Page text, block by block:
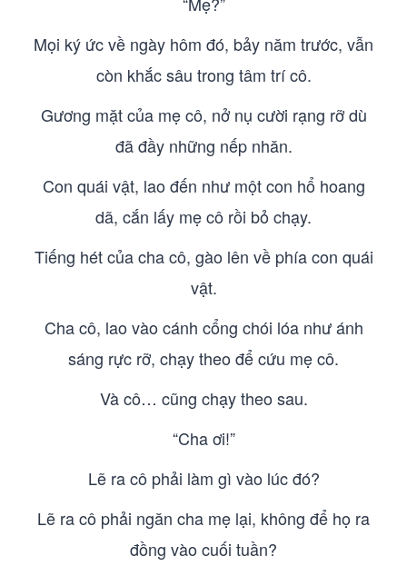
Mọi ký ức về ngày hôm đó, bảy năm trước, vẫn
còn khắc sâu trong tâm trí cô.
Gương mặt của mẹ cô, nở nụ cười rạng rỡ dù
đã đầy những nếp nhăn.
Con quái vật, lao đến như một con hổ hoang
dã, cắn lấy mẹ cô rồi bỏ chạy.
Tiếng hét của cha cô, gào lên về phía con quái
vật.
Cha cô, lao vào cánh cổng chói lóa như ánh
sáng rực rỡ, chạy theo để cứu mẹ cô.
Và cô… cũng chạy theo sau.
“Cha ơi!”
Lẽ ra cô phải làm gì vào lúc đó?
Lẽ ra cô phải ngăn cha mẹ lại, không để họ ra
đồng vào cuối tuần?